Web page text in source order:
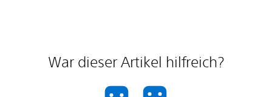
War dieser Artikel hilfreich?